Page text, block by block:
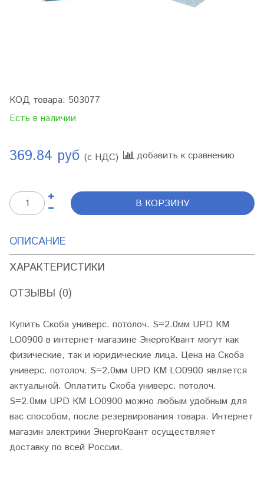
КОД товара: 503077
Есть в наличии
369.84 руб (с НДС) добавить к сравнению
В КОРЗИНУ
ОПИСАНИЕ
ХАРАКТЕРИСТИКИ
ОТЗЫВЫ (0)
Купить Скоба универс. потолоч. S=2.0мм UPD КМ
LO0900 в интернет-магазине ЭнергоКвант могут как
физические, так и юридические лица. Цена на Скоба
универс. потолоч. S=2.0мм UPD КМ LO0900 является
актуальной. Оплатить Скоба универс. потолоч.
S=2.0мм UPD КМ LO0900 можно любым удобным для
вас способом, после резервирования товара. Интернет
магазин электрики ЭнергоКвант осуществляет
доставку по всей России.